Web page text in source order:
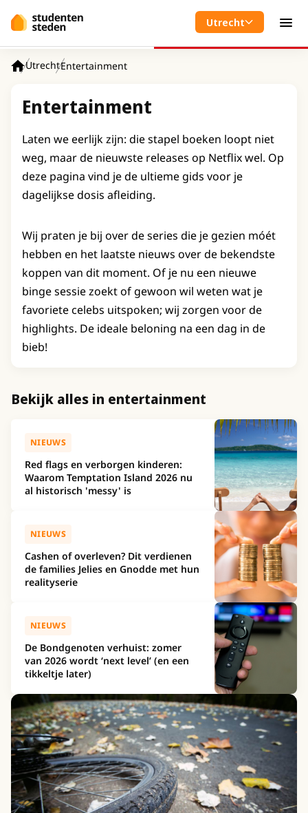
Utrecht
UtrechtEntertainment
Entertainment
Laten we eerlijk zijn: die stapel boeken loopt niet
weg, maar de nieuwste releases op Netflix wel. Op
deze pagina vind je de ultieme gids voor je
dagelijkse dosis afleiding.
Wij praten je bij over de series die je gezien móét
hebben en het laatste nieuws over de bekendste
koppen van dit moment. Of je nu een nieuwe
binge sessie zoekt of gewoon wil weten wat je
favoriete celebs uitspoken; wij zorgen voor de
highlights. De ideale beloning na een dag in de
bieb!
Bekijk alles in entertainment
NIEUWS
Red flags en verborgen kinderen:
Waarom Temptation Island 2026 nu
al historisch 'messy' is
NIEUWS
Cashen of overleven? Dit verdienen
de families Jelies en Gnodde met hun
realityserie
NIEUWS
De Bondgenoten verhuist: zomer
van 2026 wordt ‘next level’ (en een
tikkeltje later)